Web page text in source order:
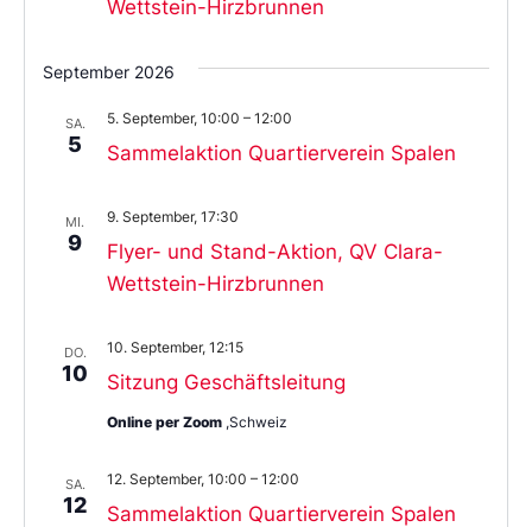
Wettstein-Hirzbrunnen
September 2026
SA.
5 Sammelaktion Quartierverein Spalen
5. September, 10:00 – 12:00
MI.
9
Flyer- und Stand-Aktion, QV Clara-
Wettstein-Hirzbrunnen
9. September, 17:30
DO.
10 Sitzung Geschäftsleitung
10. September, 12:15
Online per Zoom ,Schweiz
SA.
12 Sammelaktion Quartierverein Spalen
12. September, 10:00 – 12:00